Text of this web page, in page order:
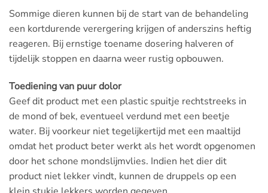
Sommige dieren kunnen bij de start van de behandeling
een kortdurende verergering krijgen of anderszins heftig
reageren. Bij ernstige toename dosering halveren of
tijdelijk stoppen en daarna weer rustig opbouwen.
Toediening van puur dolor
Geef dit product met een plastic spuitje rechtstreeks in
de mond of bek, eventueel verdund met een beetje
water. Bij voorkeur niet tegelijkertijd met een maaltijd
omdat het product beter werkt als het wordt opgenomen
door het schone mondslijmvlies. Indien het dier dit
product niet lekker vindt, kunnen de druppels op een